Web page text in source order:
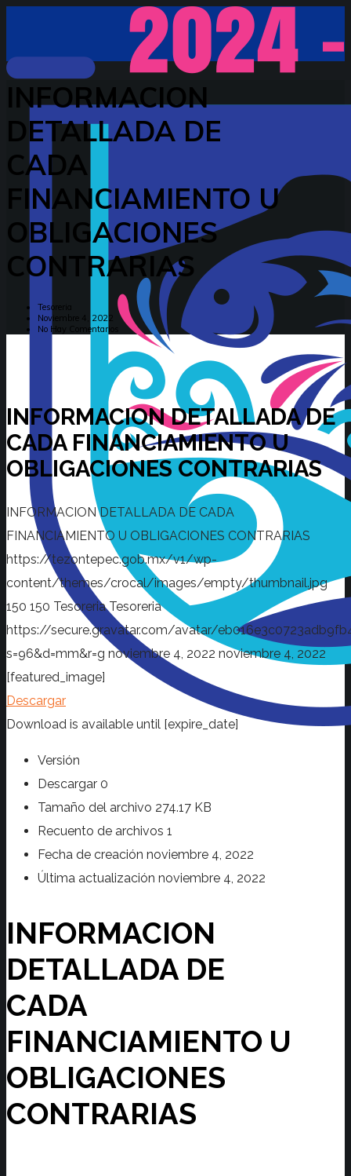
INFORMACION
DETALLADA DE
CADA
FINANCIAMIENTO U
OBLIGACIONES
CONTRARIAS
Tesoreria
Noviembre 4, 2022
No Hay Comentarios
INFORMACION DETALLADA DE
CADA FINANCIAMIENTO U
OBLIGACIONES CONTRARIAS
INFORMACION DETALLADA DE CADA
FINANCIAMIENTO U OBLIGACIONES CONTRARIAS
https://tezontepec.gob.mx/v1/wp-
content/themes/crocal/images/empty/thumbnail.jpg
150 150 Tesoreria Tesoreria
https://secure.gravatar.com/avatar/
s=96&d=mm&r=g noviembre 4, 2022 noviembre 4, 2022
[featured_image]
Descargar
Download is available until [expire_date]
Versión
Descargar 0
Tamaño del archivo 274.17 KB
Recuento de archivos 1
Fecha de creación noviembre 4, 2022
Última actualización noviembre 4, 2022
INFORMACION
DETALLADA DE
CADA
FINANCIAMIENTO U
OBLIGACIONES
CONTRARIAS